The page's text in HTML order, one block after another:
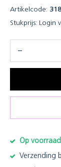
Artikelcode:
Stukprijs: Login
Op voorraad
Verzending